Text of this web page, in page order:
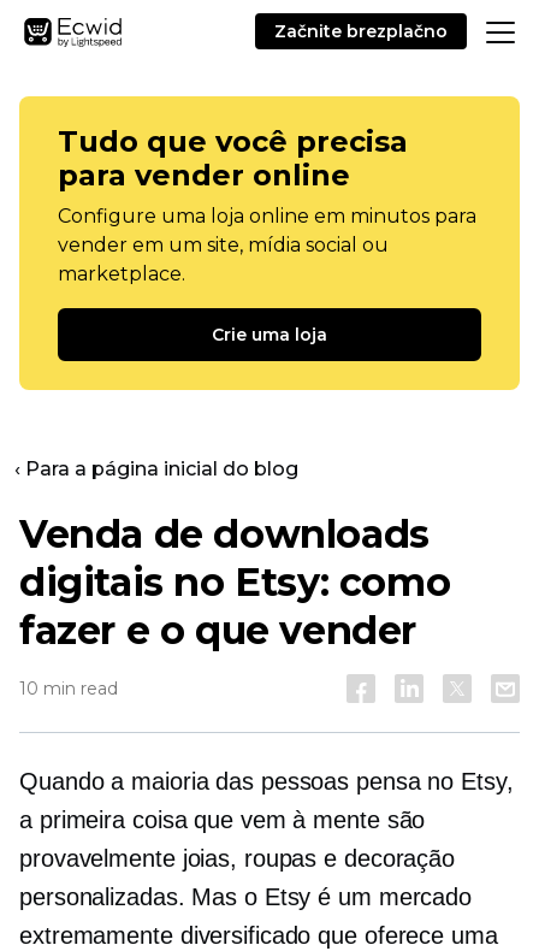
Začnite brezplačno
Tudo que você precisa
para vender online
Configure uma loja online em minutos para
vender em um site, mídia social ou
marketplace.
Crie uma loja
‹ Para a página inicial do blog
Venda de downloads
digitais no Etsy: como
fazer e o que vender
10 min read
Quando a maioria das pessoas pensa no Etsy,
a primeira coisa que vem à mente são
provavelmente joias, roupas e decoração
personalizadas. Mas o Etsy é um mercado
extremamente diversificado que oferece uma